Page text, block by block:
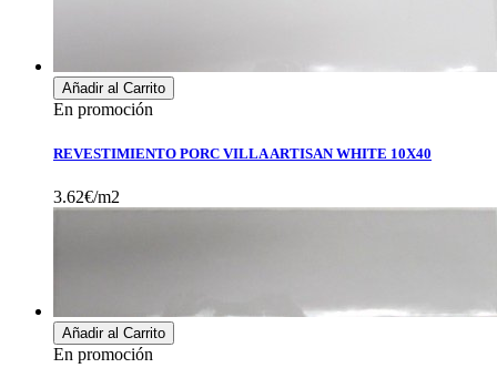
Añadir al Carrito
En promoción
REVESTIMIENTO PORC VILLA ARTISAN WHITE 10X40
3.62€/m2
Añadir al Carrito
En promoción